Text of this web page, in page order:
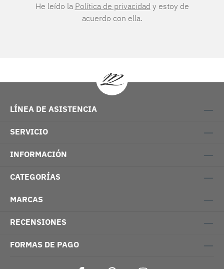
He leído la Política de privacidad y estoy de
acuerdo con ella.
LÍNEA DE ASISTENCIA
SERVICIO
INFORMACIÓN
CATEGORÍAS
MARCAS
RECENSIONES
FORMAS DE PAGO